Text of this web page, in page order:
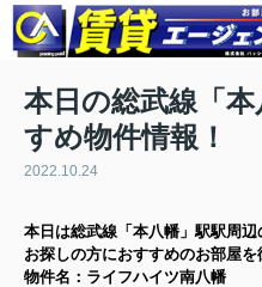
本日の総武線「
すめ物件情報！
2022.10.24
本日は総武線「本八幡」駅駅周辺
お探しの方におすすめのお部屋を
物件名：ライフハイツ南八幡